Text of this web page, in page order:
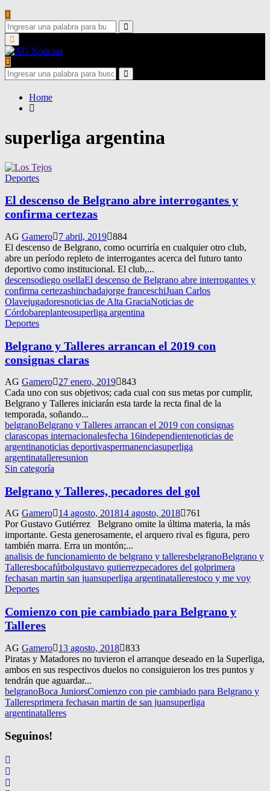
Search
for:
Search
Primary
Menu
Search
for:
Search
Home
superliga argentina
Deportes
El descenso de Belgrano abre interrogantes y
confirma certezas
AG Gamero 7 abril, 2019 884
El descenso de Belgrano, como ocurriría en cualquier otro club,
abre un período repleto de interrogantes acerca del futuro tanto
deportivo como institucional. El club,...
descensodiego osellaEl descenso de Belgrano abre interrogantes y
confirma certezashinchadajorge franceschiJuan Carlos
Olavejugadoresnoticias de Alta GraciaNoticias de
Córdobareplanteosuperliga argentina
Deportes
Belgrano y Talleres arrancan el 2019 con
consignas claras
AG Gamero 27 enero, 2019 843
Cada uno con sus objetivos; cada cual con sus metas por cumplir,
Belgrano y Talleres iniciarán esta tarde la recta final de la
temporada, soñando...
belgranoBelgrano y Talleres arrancan el 2019 con consignas
clarascopas internacionalesfecha 16independientenoticias de
argentinanoticias deportivaspermanenciasuperliga
argentinatalleresunion
Sin categoría
Belgrano y Talleres, pecadores del gol
AG Gamero 14 agosto, 201814 agosto, 2018
761
Por Gustavo Gutiérrez Belgrano omite la última materia, la más
importante. Gesta generosamente, el arquero rival es figura, pero
también marra. Erra un montón;...
analisis de funcionamiento de belgrano y talleresbelgranoBelgrano y
Talleresbocafútbolgustavo gutierrezpecadores del golprimera
fechasan martin san juansuperliga argentinatallerestoco y me voy
Deportes
Comienzo con pie cambiado para Belgrano y
Talleres
AG Gamero 13 agosto, 2018 833
Piratas y Matadores no tuvieron el arranque deseado en la Superliga,
ambos en sus respectivos duelos no consiguieron los tres puntos y
tendrán que aguardar...
belgranoBoca JuniorsComienzo con pie cambiado para Belgrano y
Talleresprimera fechasan martin de san juansuperliga
argentinatalleres
Seguinos!